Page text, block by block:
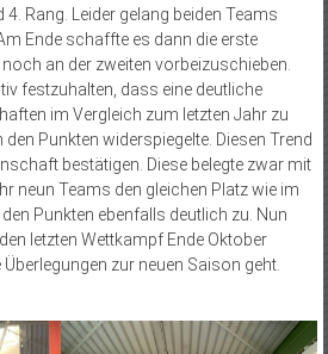
Rang. Leider gelang beiden Teams
Ende schaffte es dann die erste
an der zweiten vorbeizuschieben.
festzuhalten, dass eine deutliche
im Vergleich zum letzten Jahr zu
Punkten widerspiegelte. Diesen Trend
bestätigen. Diese belegte zwar mit
neun Teams den gleichen Platz wie im
Punkten ebenfalls deutlich zu. Nun
letzten Wettkampf Ende Oktober
zur neuen Saison geht.